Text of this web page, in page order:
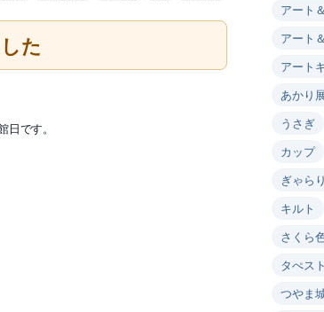
た
です。
アート
アート
アート
あかり
うさぎ
カップ
ぎゃら
キルト
さくら
タぺス
つやま